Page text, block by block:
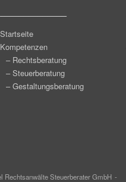
Startseite
Kompetenzen
– Rechtsberatung
– Steuerberatung
– Gestaltungsberatung
Rechtsanwälte Steuerberater GmbH